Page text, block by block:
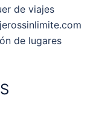
de viajes
de lugares